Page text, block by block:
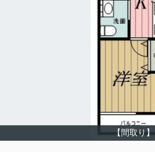
【間取り】